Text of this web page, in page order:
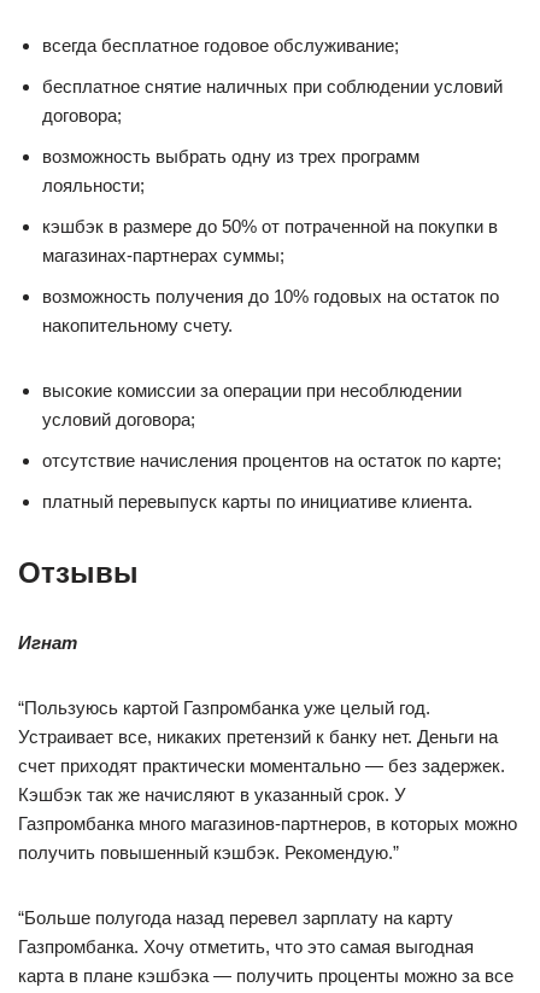
всегда бесплатное годовое обслуживание;
бесплатное снятие наличных при соблюдении условий
договора;
возможность выбрать одну из трех программ
лояльности;
кэшбэк в размере до 50% от потраченной на покупки в
магазинах-партнерах суммы;
возможность получения до 10% годовых на остаток по
накопительному счету.
высокие комиссии за операции при несоблюдении
условий договора;
отсутствие начисления процентов на остаток по карте;
платный перевыпуск карты по инициативе клиента.
Отзывы
Игнат
“Пользуюсь картой Газпромбанка уже целый год.
Устраивает все, никаких претензий к банку нет. Деньги на
счет приходят практически моментально — без задержек.
Кэшбэк так же начисляют в указанный срок. У
Газпромбанка много магазинов-партнеров, в которых можно
получить повышенный кэшбэк. Рекомендую.”
“Больше полугода назад перевел зарплату на карту
Газпромбанка. Хочу отметить, что это самая выгодная
карта в плане кэшбэка — получить проценты можно за все